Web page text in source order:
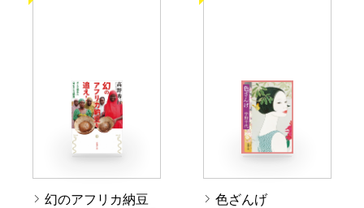
幻のアフリカ納豆
色ざんげ